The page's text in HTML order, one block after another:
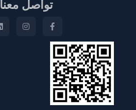
تواصل معنا